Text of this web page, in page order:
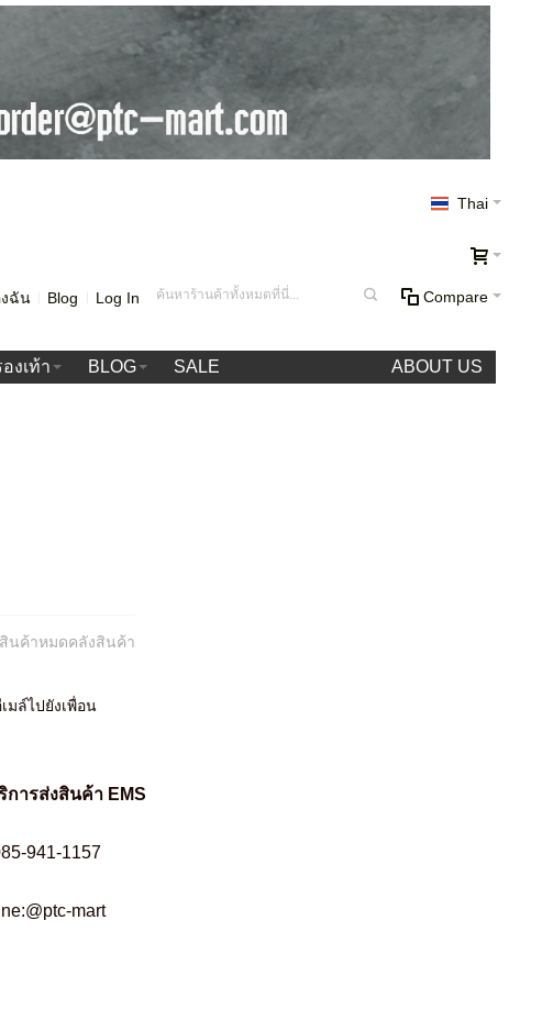
Thai
Compare
งฉัน Blog Log In
งเท้า BLOG SALE ABOUT US
สินค้าหมดคลังสินค้า
มล์ไปยังเพื่อน
การส่งสินค้า EMS
941-1157
mart